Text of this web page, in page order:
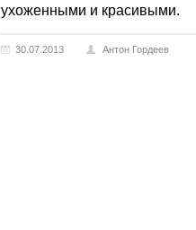
ухоженными и красивыми.
30.07.2013 Антон Гордеев